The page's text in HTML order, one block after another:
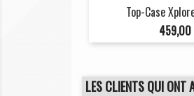
Top-Case
Prix
459,00
LES CLIENTS QUI ONT